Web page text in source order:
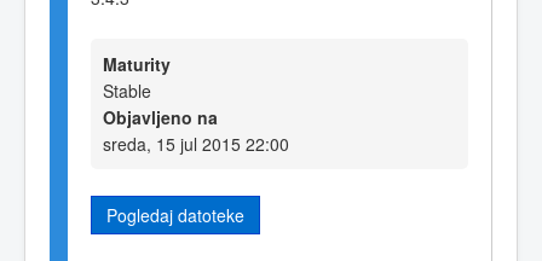
Maturity
Stable
Objavljeno na
sreda, 15 jul 2015 22:00
Pogledaj datoteke